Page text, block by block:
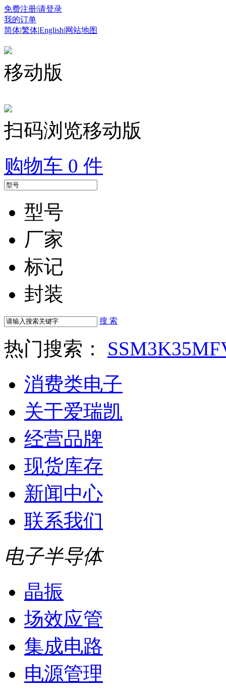
免费注册|请登录
我的订单
简体|繁体|English|网站地图
移动版
扫码浏览移动版
购物车 0 件
型号
厂家
标记
封装
搜 索
热门搜索：
消费类电子
关于爱瑞凯
经营品牌
现货库存
新闻中心
联系我们
电子半导体
晶振
场效应管
集成电路
电源管理